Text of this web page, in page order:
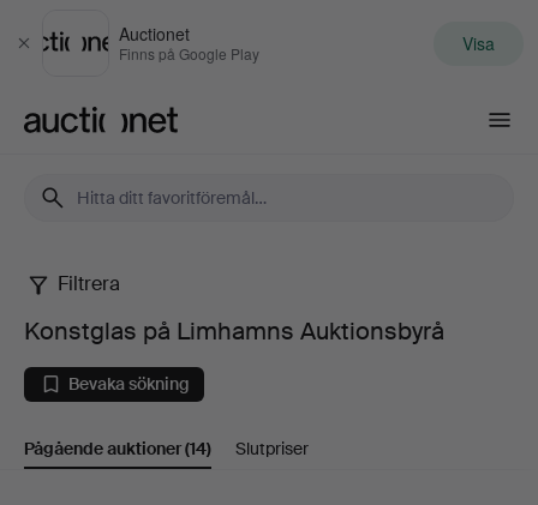
Stäng
Auctionet
Finns på Google Play Visa
Konstglas
på
Limhamns
Auktionsbyrå
Filtrera
Konstglas på Limhamns Auktionsbyrå
Bevaka sökning
Pågående auktioner(14) Slutpriser